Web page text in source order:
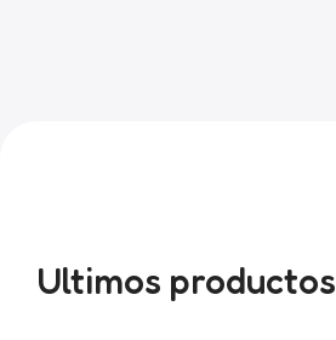
Ultimos productos